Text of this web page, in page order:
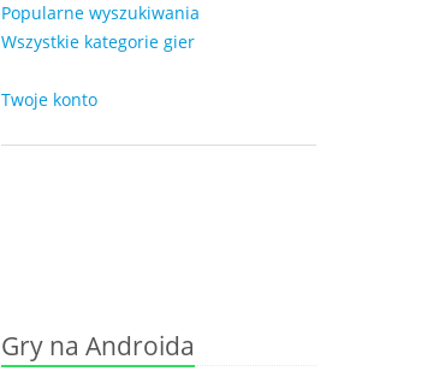
Popularne wyszukiwania
Wszystkie kategorie gier
Twoje konto
Gry na Androida